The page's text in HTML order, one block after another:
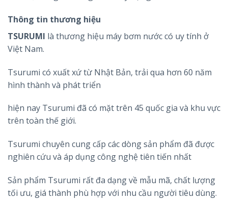
Thông tin thương hiệu
TSURUMI là thương hiệu máy bơm nước có uy tính ở
Việt Nam.
Tsurumi có xuất xứ từ Nhật Bản, trải qua hơn 60 năm
hình thành và phát triển
hiện nay Tsurumi đã có mặt trên 45 quốc gia và khu vực
trên toàn thế giới.
Tsurumi chuyên cung cấp các dòng sản phẩm đã được
nghiên cứu và áp dụng công nghệ tiên tiến nhất
Sản phẩm Tsurumi rất đa dạng về mẫu mã, chất lượng
tối ưu, giá thành phù hợp với nhu cầu người tiêu dùng.